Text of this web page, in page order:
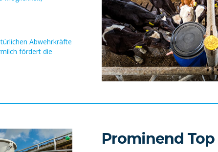
Abwehrkräfte
fördert die
Prominend Top